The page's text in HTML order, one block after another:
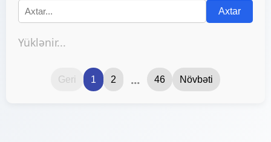
Axtar
Yüklənir...
Geri 1 2 ... 46 Növbəti